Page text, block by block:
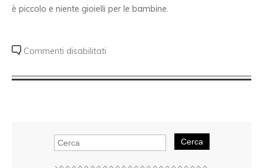
è piccolo e niente gioielli per le bambine.
Commenti disabilitati
Cerca